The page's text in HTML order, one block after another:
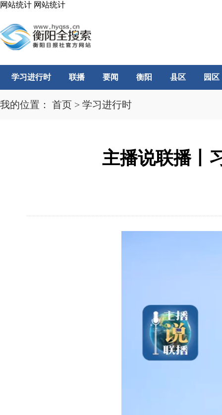
网站统计 网站统计
学习进行时 联播 要闻 衡阳 县区 园区
我的位置： 首页 > 学习进行时
主播说联播丨